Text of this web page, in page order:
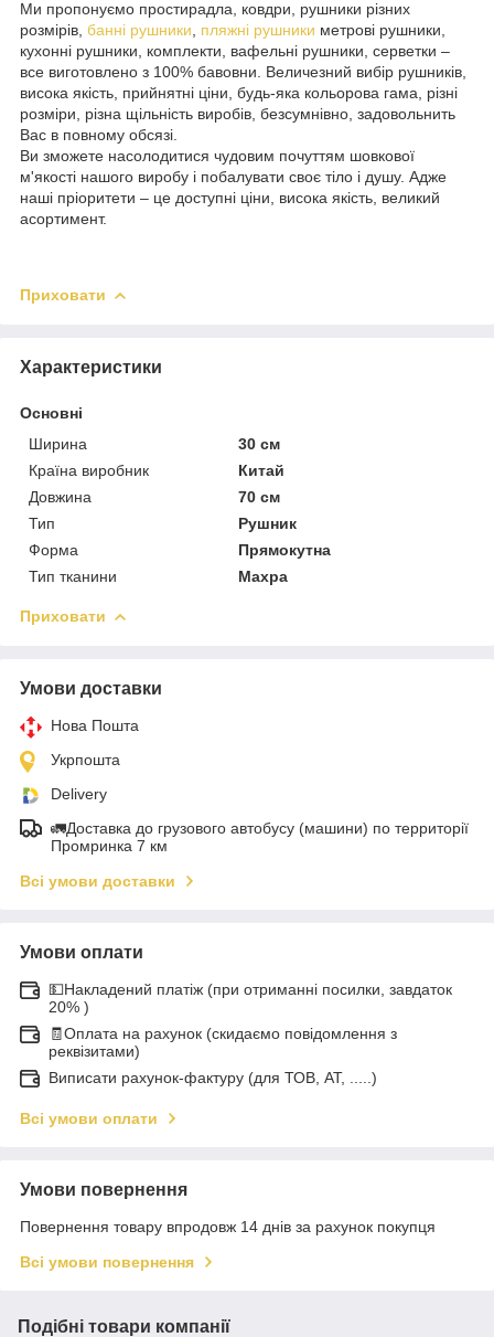
Ми пропонуємо простирадла, ковдри, рушники різних
розмірів, банні рушники пляжні рушники метрові рушники,
кухонні рушники, комплекти, вафельні рушники, серветки –
все виготовлено з 100% бавовни. Величезний вибір рушників,
висока якість, прийнятні ціни, будь-яка кольорова гама, різні
розміри, різна щільність виробів, безсумнівно, задовольнить
Вас в повному обсязі.
Ви зможете насолодитися чудовим почуттям шовкової
м'якості нашого виробу і побалувати своє тіло і душу. Адже
наші пріоритети – це доступні ціни, висока якість, великий
асортимент.
Приховати
Характеристики
Основні
Ширина
30 см
Країна виробник
Китай
Довжина
70 см
Тип
Рушник
Форма
Прямокутна
Тип тканини
Махра
Приховати
Умови доставки
Нова Пошта
Укрпошта
Delivery
🚛Доставка до грузового автобусу (машини) по территорії
Промринка 7 км
Всі умови доставки
Умови оплати
💵Накладений платіж (при отриманні посилки, завдаток
20% )
🧾Оплата на рахунок (скидаємо повідомлення з
реквізитами)
Виписати рахунок-фактуру (для ТОВ, АТ, .....)
Всі умови оплати
Умови повернення
Повернення товару впродовж 14 днів за рахунок покупця
Всі умови повернення
Подібні товари компанії